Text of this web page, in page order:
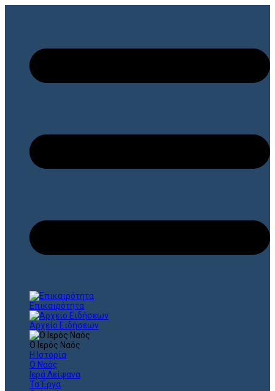
Επικαιρότητα
Αρχείο Ειδήσεων
Ο Ιερός Ναός
Η Ιστορία
Ο Ναός
Ιερά Λείψανα
Τα Έργα